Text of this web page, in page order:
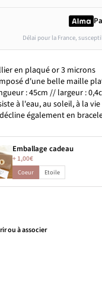
Délai pour la France,
en plaqué or 3 microns
d'une belle maille
: 45cm // largeur :
à l'eau, au soleil, à la
également en
Emballage cadeau
+1,00€
Coeur Etoile
ou à associer